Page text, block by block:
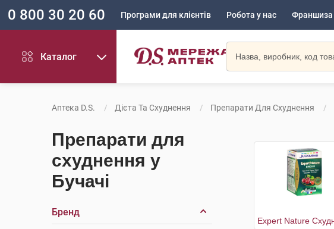
0 800 30 20 60 Програми для клієнтів Робота у нас Франшиза
Каталог
Аптека D.S. Дієта Та Схуднення Препарати Для Схуднення
Препарати для
схуднення у
Бучачі
Бренд